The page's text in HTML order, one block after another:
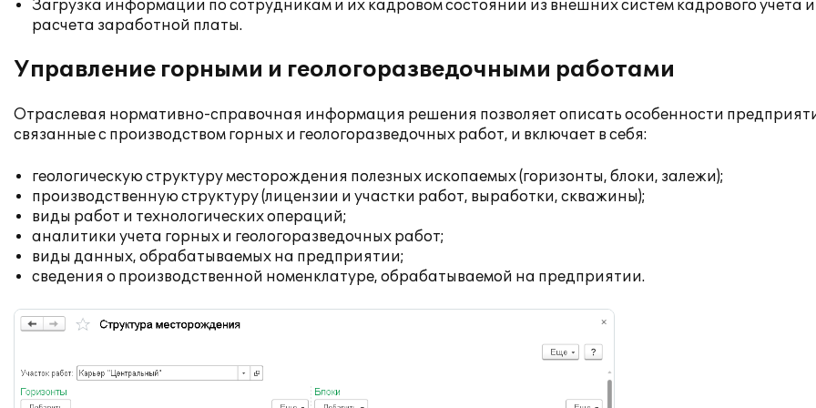
Загрузка информации по сотрудникам и их кадровом состоянии из внешних систем кадрового учета и
расчета заработной платы.
Управление горными и геологоразведочными работами
Отраслевая нормативно-справочная информация решения позволяет описать особенности
связанные с производством горных и геологоразведочных работ, и включает в себя:
геологическую структуру месторождения полезных ископаемых (горизонты, блоки, залежи);
производственную структуру (лицензии и участки работ, выработки, скважины);
виды работ и технологических операций;
аналитики учета горных и геологоразведочных работ;
виды данных, обрабатываемых на предприятии;
сведения о производственной номенклатуре, обрабатываемой на предприятии.